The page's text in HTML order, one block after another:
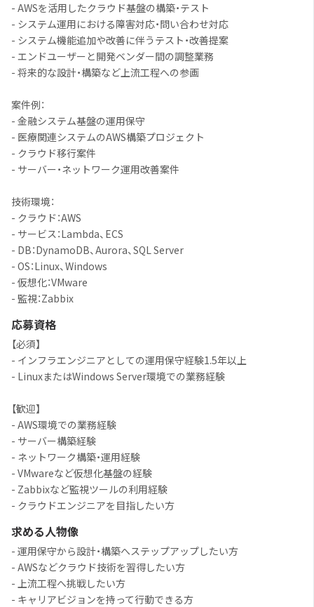
- AWSを活用したクラウド基盤の構築・テスト
- システム運用における障害対応・問い合わせ対応
- システム機能追加や改善に伴うテスト・改善提案
- エンドユーザーと開発ベンダー間の調整業務
- 将来的な設計・構築など上流工程への参画
案件例：
- 金融システム基盤の運用保守
- 医療関連システムのAWS構築プロジェクト
- クラウド移行案件
- サーバー・ネットワーク運用改善案件
技術環境：
- クラウド：AWS
- サービス：Lambda、ECS
- DB：DynamoDB、Aurora、SQL Server
- OS：Linux、Windows
- 仮想化：VMware
- 監視：Zabbix
応募資格
【必須】
- インフラエンジニアとしての運用保守経験1.5年以上
- LinuxまたはWindows Server環境での業務経験
【歓迎】
- AWS環境での業務経験
- サーバー構築経験
- ネットワーク構築・運用経験
- VMwareなど仮想化基盤の経験
- Zabbixなど監視ツールの利用経験
- クラウドエンジニアを目指したい方
求める人物像
- 運用保守から設計・構築へステップアップしたい方
- AWSなどクラウド技術を習得したい方
- 上流工程へ挑戦したい方
- キャリアビジョンを持って行動できる方